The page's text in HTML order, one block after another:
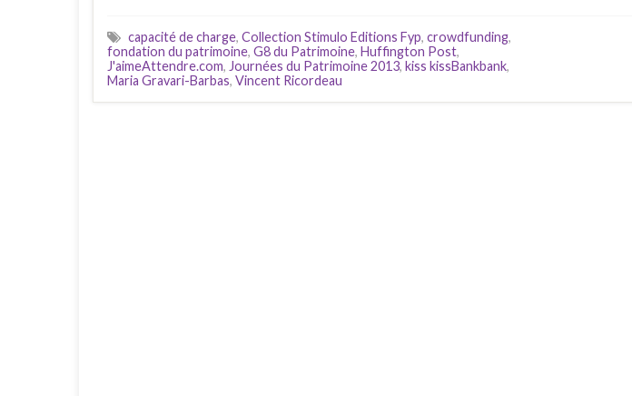
capacité de charge, Collection Stimulo Editions Fyp, crowdfunding,
fondation du patrimoine, G8 du Patrimoine, Huffington Post,
J'aimeAttendre.com, Journées du Patrimoine 2013, kiss kissBankbank,
Maria Gravari-Barbas, Vincent Ricordeau